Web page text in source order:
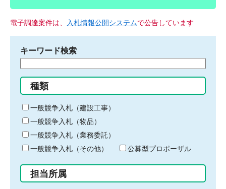
電子調達案件は、 入札情報公開システムで公告しています
キーワード検索
る
キ
ー
ワ
ー
ド
入
力
種類
一般競争入札（建設工事）
一般競争入札（物品）
一般競争入札（業務委託）
一般競争入札（その他）
公募型プロポーザル
担当所属